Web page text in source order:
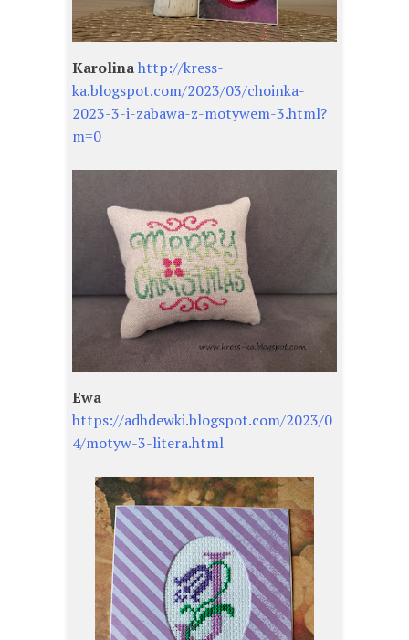
Karolinahttp://kress-
ka.blogspot.com/2023/03/choinka-
2023-3-i-zabawa-z-motywem-3.html?
m=0
Ewa
https://adhdewki.blogspot.com/2023/0
4/motyw-3-litera.html